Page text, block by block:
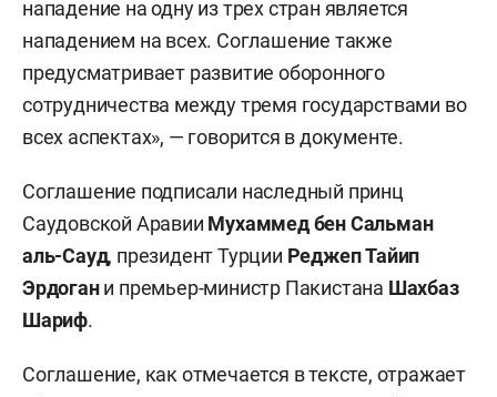
нападение на одну из трех стран является
нападением на всех. Соглашение также
предусматривает развитие оборонного
сотрудничества между тремя государствами во
всех аспектах», — говорится в документе.
Соглашение подписали наследный принц
Саудовской Аравии Мухаммед бен Сальман
аль-Сауд, президент Турции РеджепТайип
Эрдогани премьер-министр Пакистана Шахбаз
Шариф.
Соглашение, как отмечается в тексте, отражает